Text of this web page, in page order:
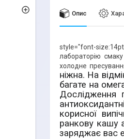
Опис
style="font-
лабораторію
холодне
ніжна. На
багате на
Дослідження
корисної
ранкову кашу
заряджає вас